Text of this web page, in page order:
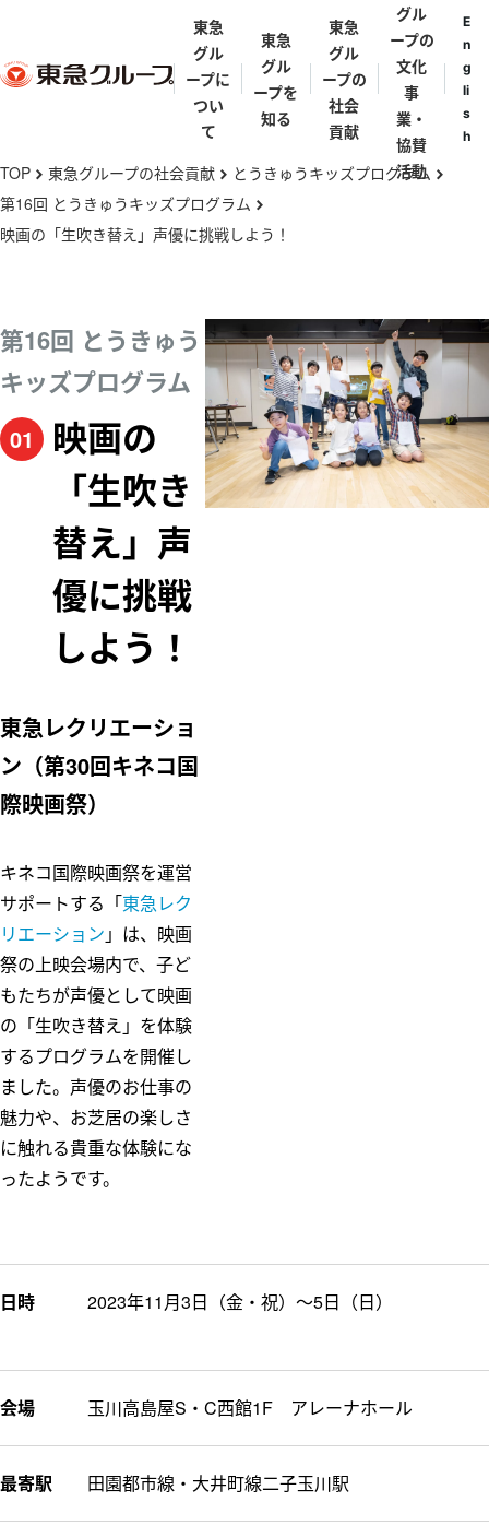
メ
イ
ン
テ
ン
ツ
に
移
東急
グル
ープに
つい
て
東急グルー
東急グルー
東急グルー
プの事業
東急グルー
プ会社・団
体一覧
東急グルー
プパンフレ
ット
東急
グル
ープを
知る
東急グルー
渋沢栄一・矢
野恒太・小林
五島慶太
五島昇
街と東急グ
田園調布
渋谷
伊豆
多摩田園都市
東急
グル
ープの
社会
貢献
五島育英会
亜細亜学園
五島美術館
東急財団
東急病院
とうきゅうキ
ッズプログラ
東急ミュージ
カルプログラ
東急グループ
東急会
グル
ープの
文化
事
業・
協賛
活動
E
n
g
li
s
h
TOP chevron_right 東急グループの社会貢献 chevron_right とうきゅうキッズプログラム chevron_right
第16回 とうきゅうキッズプログラム chevron_right
映画の「生吹き替え」声優に挑戦しよう！
第16回 とうきゅう
キッズプログラム
01
映画の
「生吹き
替え」声
優に挑戦
しよう！
東急レクリエーショ
ン（第30回キネコ国
際映画祭）
キネコ国際映画祭を運営
サポートする「東急レク
リエーション 」は、映画
祭の上映会場内で、子ど
もたちが声優として映画
の「生吹き替え」を体験
するプログラムを開催し
ました。声優のお仕事の
魅力や、お芝居の楽しさ
に触れる貴重な体験にな
ったようです。
日時 2023年11月3日（金・祝）～5日（日）
会場 玉川高島屋S・C西館1F アレーナホール
最寄駅 田園都市線・大井町線二子玉川駅